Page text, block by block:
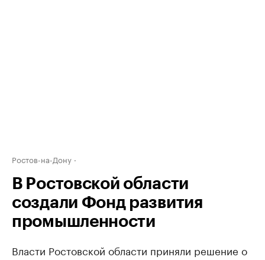
Ростов-на-Дону
В Ростовской области
создали Фонд развития
промышленности
Власти Ростовской области приняли решение о